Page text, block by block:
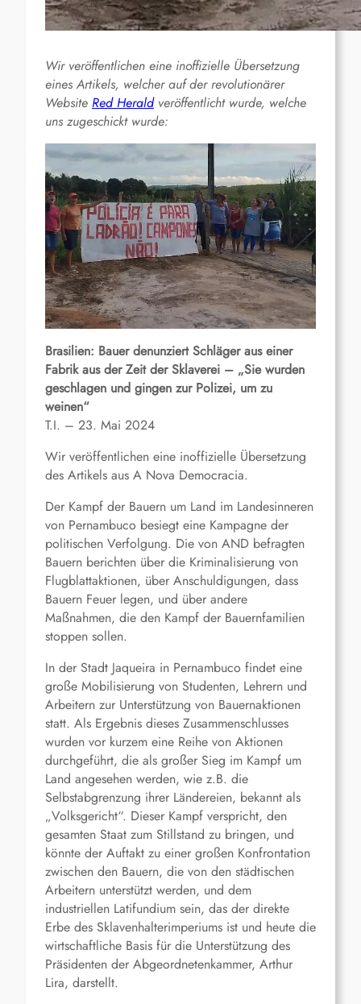
Wir veröffentlichen eine inoffizielle Übersetzung
eines Artikels, welcher auf der revolutionärer
Website Red Heraldveröffentlicht wurde, welche
uns zugeschickt wurde:
Brasilien: Bauer denunziert Schläger aus einer
Fabrik aus der Zeit der Sklaverei – „Sie wurden
geschlagen und gingen zur Polizei, um zu
weinen“
T.I. – 23. Mai 2024
Wir veröffentlichen eine inoffizielle Übersetzung
des Artikels aus A Nova Democracia.
Der Kampf der Bauern um Land im Landesinneren
von Pernambuco besiegt eine Kampagne der
politischen Verfolgung. Die von AND befragten
Bauern berichten über die Kriminalisierung von
Flugblattaktionen, über Anschuldigungen, dass
Bauern Feuer legen, und über andere
Maßnahmen, die den Kampf der Bauernfamilien
stoppen sollen.
In der Stadt Jaqueira in Pernambuco findet eine
große Mobilisierung von Studenten, Lehrern und
Arbeitern zur Unterstützung von Bauernaktionen
statt. Als Ergebnis dieses Zusammenschlusses
wurden vor kurzem eine Reihe von Aktionen
durchgeführt, die als großer Sieg im Kampf um
Land angesehen werden, wie z.B. die
Selbstabgrenzung ihrer Ländereien, bekannt als
„Volksgericht“. Dieser Kampf verspricht, den
gesamten Staat zum Stillstand zu bringen, und
könnte der Auftakt zu einer großen Konfrontation
zwischen den Bauern, die von den städtischen
Arbeitern unterstützt werden, und dem
industriellen Latifundium sein, das der direkte
Erbe des Sklavenhalterimperiums ist und heute die
wirtschaftliche Basis für die Unterstützung des
Präsidenten der Abgeordnetenkammer, Arthur
Lira, darstellt.